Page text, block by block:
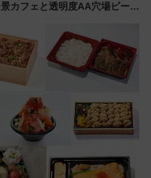
景カフェと透明度AA穴場ビーチ
用してストレスフリー旅へ行こ
う！